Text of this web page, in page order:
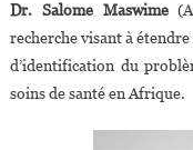
Dr. Salome Maswime
recherche visant à
d’identification du
soins de santé en Afrique.